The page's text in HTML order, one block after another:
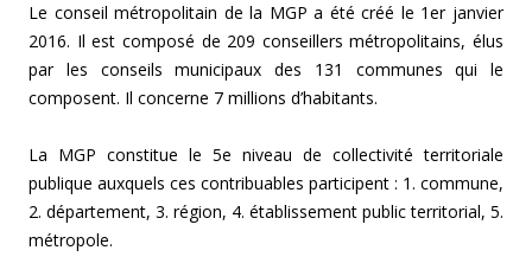
Le conseil métropolitain de la MGP a été créé le 1er janvier
2016. Il est composé de 209 conseillers métropolitains, élus
par les conseils municipaux des 131 communes qui le
composent. Il concerne 7 millions d’habitants.
La MGP constitue le 5e niveau de collectivité territoriale
publique auxquels ces contribuables participent : 1. commune,
2. département, 3. région, 4. établissement public territorial, 5.
métropole.